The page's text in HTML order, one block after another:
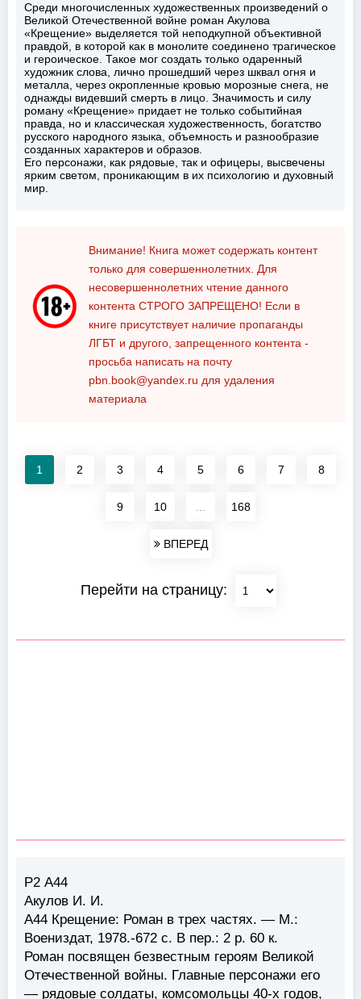
Среди многочисленных художественных произведений о
Великой Отечественной войне роман Акулова
«Крещение» выделяется той неподкупной объективной
правдой, в которой как в монолите соединено трагическое
и героическое. Такое мог создать только одаренный
художник слова, лично прошедший через шквал огня и
металла, через окропленные кровью морозные снега, не
однажды видевший смерть в лицо. Значимость и силу
роману «Крещение» придает не только событийная
правда, но и классическая художественность, богатство
русского народного языка, объемность и разнообразие
созданных характеров и образов.
Его персонажи, как рядовые, так и офицеры, высвечены
ярким светом, проникающим в их психологию и духовный
мир.
Внимание! Книга может содержать контент
только для совершеннолетних. Для
несовершеннолетних чтение данного
контента СТРОГО ЗАПРЕЩЕНО! Если в
книге присутствует наличие пропаганды
ЛГБТ и другого, запрещенного контента -
просьба написать на почту
pbn.book@yandex.ru для удаления
материала
1 2 3 4 5 6 7 8
9 10 ... 168
ВПЕРЕД
Перейти на страницу:
Р2 А44
Акулов И. И.
А44 Крещение: Роман в трех частях. — М.:
Воениздат, 1978.-672 с. В пер.: 2 р. 60 к.
Роман посвящен безвестным героям Великой
Отечественной войны. Главные персонажи его
— рядовые солдаты, комсомольцы 40-х годов,